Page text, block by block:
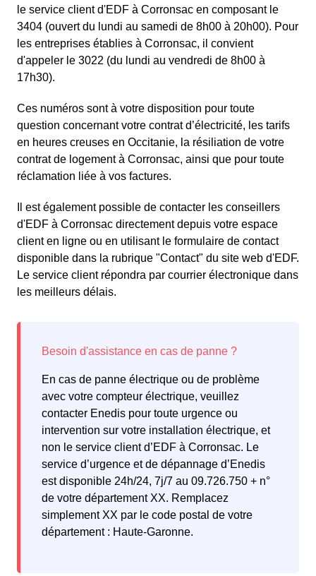
le service client d'EDF à Corronsac en composant le
3404 (ouvert du lundi au samedi de 8h00 à 20h00). Pour
les entreprises établies à Corronsac, il convient
d'appeler le 3022 (du lundi au vendredi de 8h00 à
17h30).
Ces numéros sont à votre disposition pour toute
question concernant votre contrat d’électricité, les tarifs
en heures creuses en Occitanie, la résiliation de votre
contrat de logement à Corronsac, ainsi que pour toute
réclamation liée à vos factures.
Il est également possible de contacter les conseillers
d'EDF à Corronsac directement depuis votre espace
client en ligne ou en utilisant le formulaire de contact
disponible dans la rubrique "Contact" du site web d'EDF.
Le service client répondra par courrier électronique dans
les meilleurs délais.
En cas de panne électrique ou de problème
avec votre compteur électrique, veuillez
contacter Enedis pour toute urgence ou
intervention sur votre installation électrique, et
non le service client d’EDF à Corronsac. Le
service d’urgence et de dépannage d’Enedis
est disponible 24h/24, 7j/7 au 09.726.750 + n°
de votre département XX. Remplacez
simplement XX par le code postal de votre
département : Haute-Garonne.